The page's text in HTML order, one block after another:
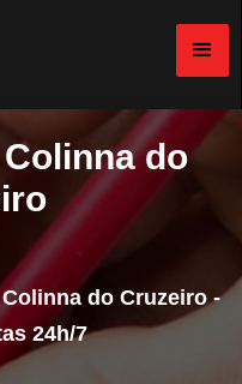
do
do Cruzeiro -
24h/7